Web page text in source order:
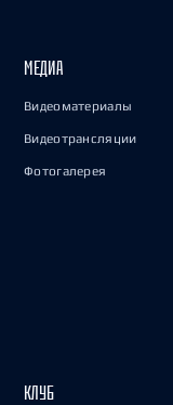
МЕДИА
Видеоматериалы
Видеотрансляции
Фотогалерея
КЛУБ